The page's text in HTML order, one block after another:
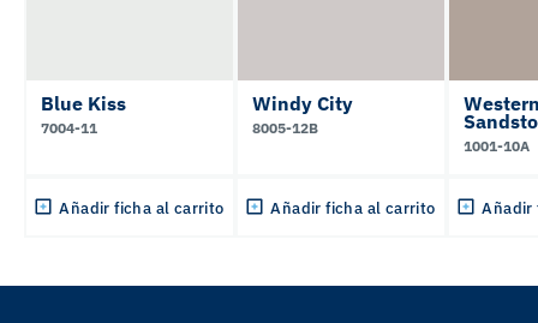
Blue Kiss
7004-11
Añadir ficha al carrito
Windy City
8005-12B
Añadir ficha al carrito
1001-10A
Añadir